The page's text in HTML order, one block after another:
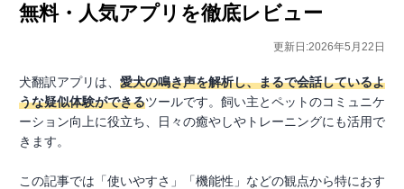
無料・人気アプリを徹底レビュー
更新日:2026年5月22日
犬翻訳アプリは、 愛犬の鳴き声を解析し、まるで会話しているよ
うな疑似体験ができるツールです。飼い主とペットのコミュニケ
ーション向上に役立ち、日々の癒やしやトレーニングにも活用で
きます。
この記事では「使いやすさ」「機能性」などの観点から特におす